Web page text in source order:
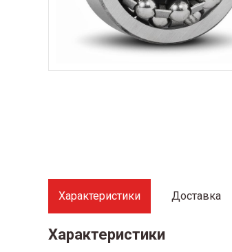
Характеристики Доставка
Характеристики